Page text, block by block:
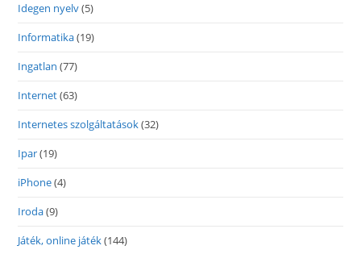
Idegen nyelv(5)
Informatika(19)
Ingatlan (77)
Internet(63)
Internetes szolgáltatások(32)
Ipar(19)
iPhone(4)
Iroda(9)
Játék, online játék(144)